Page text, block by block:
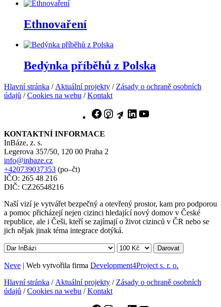
Ethnovaření
Bedýnka příběhů z Polska
Hlavní stránka / Aktuální projekty / Zásady o ochraně osobních
údajů /Cookies na webu /Kontakt
Facebook
Instagram
TelegramLinkedIn
KONTAKTNÍ INFORMACE
InBáze, z. s.
Legerova 357/50, 120 00 Praha 2
info@inbaze.cz
+420739037353 (po–čt)
IČO: 265 48 216
DIČ: CZ26548216
Naší vizí je vytvářet bezpečný a otevřený prostor, kam pro podporou
a pomoc přicházejí nejen cizinci hledající nový domov v České
republice, ale i Češi, kteří se zajímají o život cizinců v ČR nebo se
jich nějak jinak téma integrace dotýká.
Darovat
Neve | Web vytvořila firma Development4Project s. r. o.
Hlavní stránka / Aktuální projekty / Zásady o ochraně osobních
údajů /Cookies na webu /Kontakt